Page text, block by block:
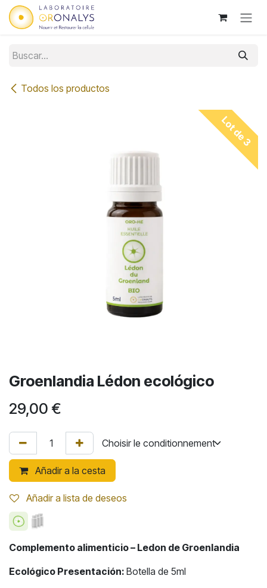
Ir al contenido
Todos los productos
Lot de 3
Groenlandia Lédon ecológico
29,00 €
Añadir a la cesta
Añadir a lista de deseos
Complemento alimenticio – Ledon de Groenlandia
Ecológico Presentación: Botella de 5ml